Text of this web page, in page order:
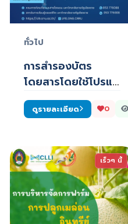
ทั่วไป
การสำรองบัตร
โดยสารโดยใช้โปรแก
รมอะมาดิอุส
(หลักสูตร…
ดูรายละเอียด 0
เร็วๆ นี้